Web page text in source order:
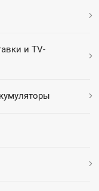
и TV-